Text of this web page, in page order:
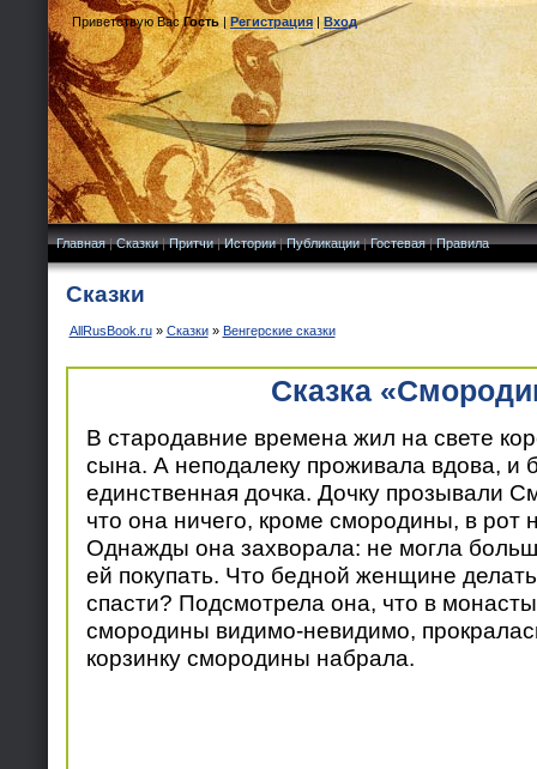
Приветствую Вас Гость|Регистрация|Вход
Главная|Сказки|Притчи|Истории|Публикации|Гостевая|Правила
Сказки
AllRusBook.ru» Сказки» Венгерские сказки
Сказка
В стародавние времена жил на свете
сына. А неподалеку проживала вдова, и
единственная дочка. Дочку прозывали
что она ничего, кроме смородины, в рот
Однажды она захворала: не могла
ей покупать. Что бедной женщине
спасти? Подсмотрела она, что в
смородины видимо-невидимо,
корзинку смородины набрала.